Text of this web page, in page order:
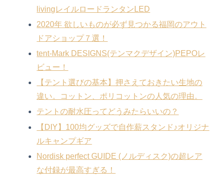
livingレイルロードランタンLED
2020年 欲しいものが必ず見つかる福岡のアウト
ドアショップ７選！
tent-Mark DESIGNS(テンマクデザイン)PEPOレ
ビュー！
【テント選びの基本】押さえておきたい生地の
違い。コットン、ポリコットンの人気の理由。
テントの耐水圧ってどうみたらいいの？
【DIY】100均グッズで自作薪スタンド♪オリジナ
ルキャンプギア
Nordisk perfect GUIDE (ノルディスク)の超レア
な付録が最高すぎる！